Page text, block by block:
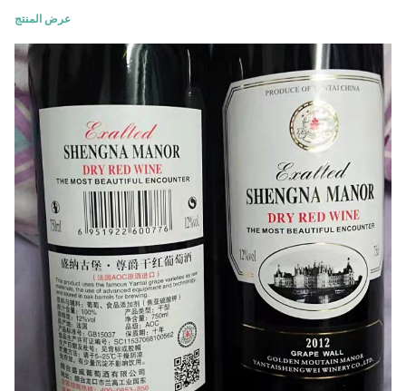
عرض المنتج